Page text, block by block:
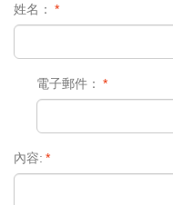
*
姓名：
*
電子郵件：
*
內容: